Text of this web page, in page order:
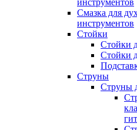
Смазка для
инструментов
Стойки
Стойки
Стойки
Струны
Струны